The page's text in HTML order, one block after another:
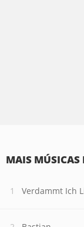
MAIS MÚSICAS
Verdammt Ich